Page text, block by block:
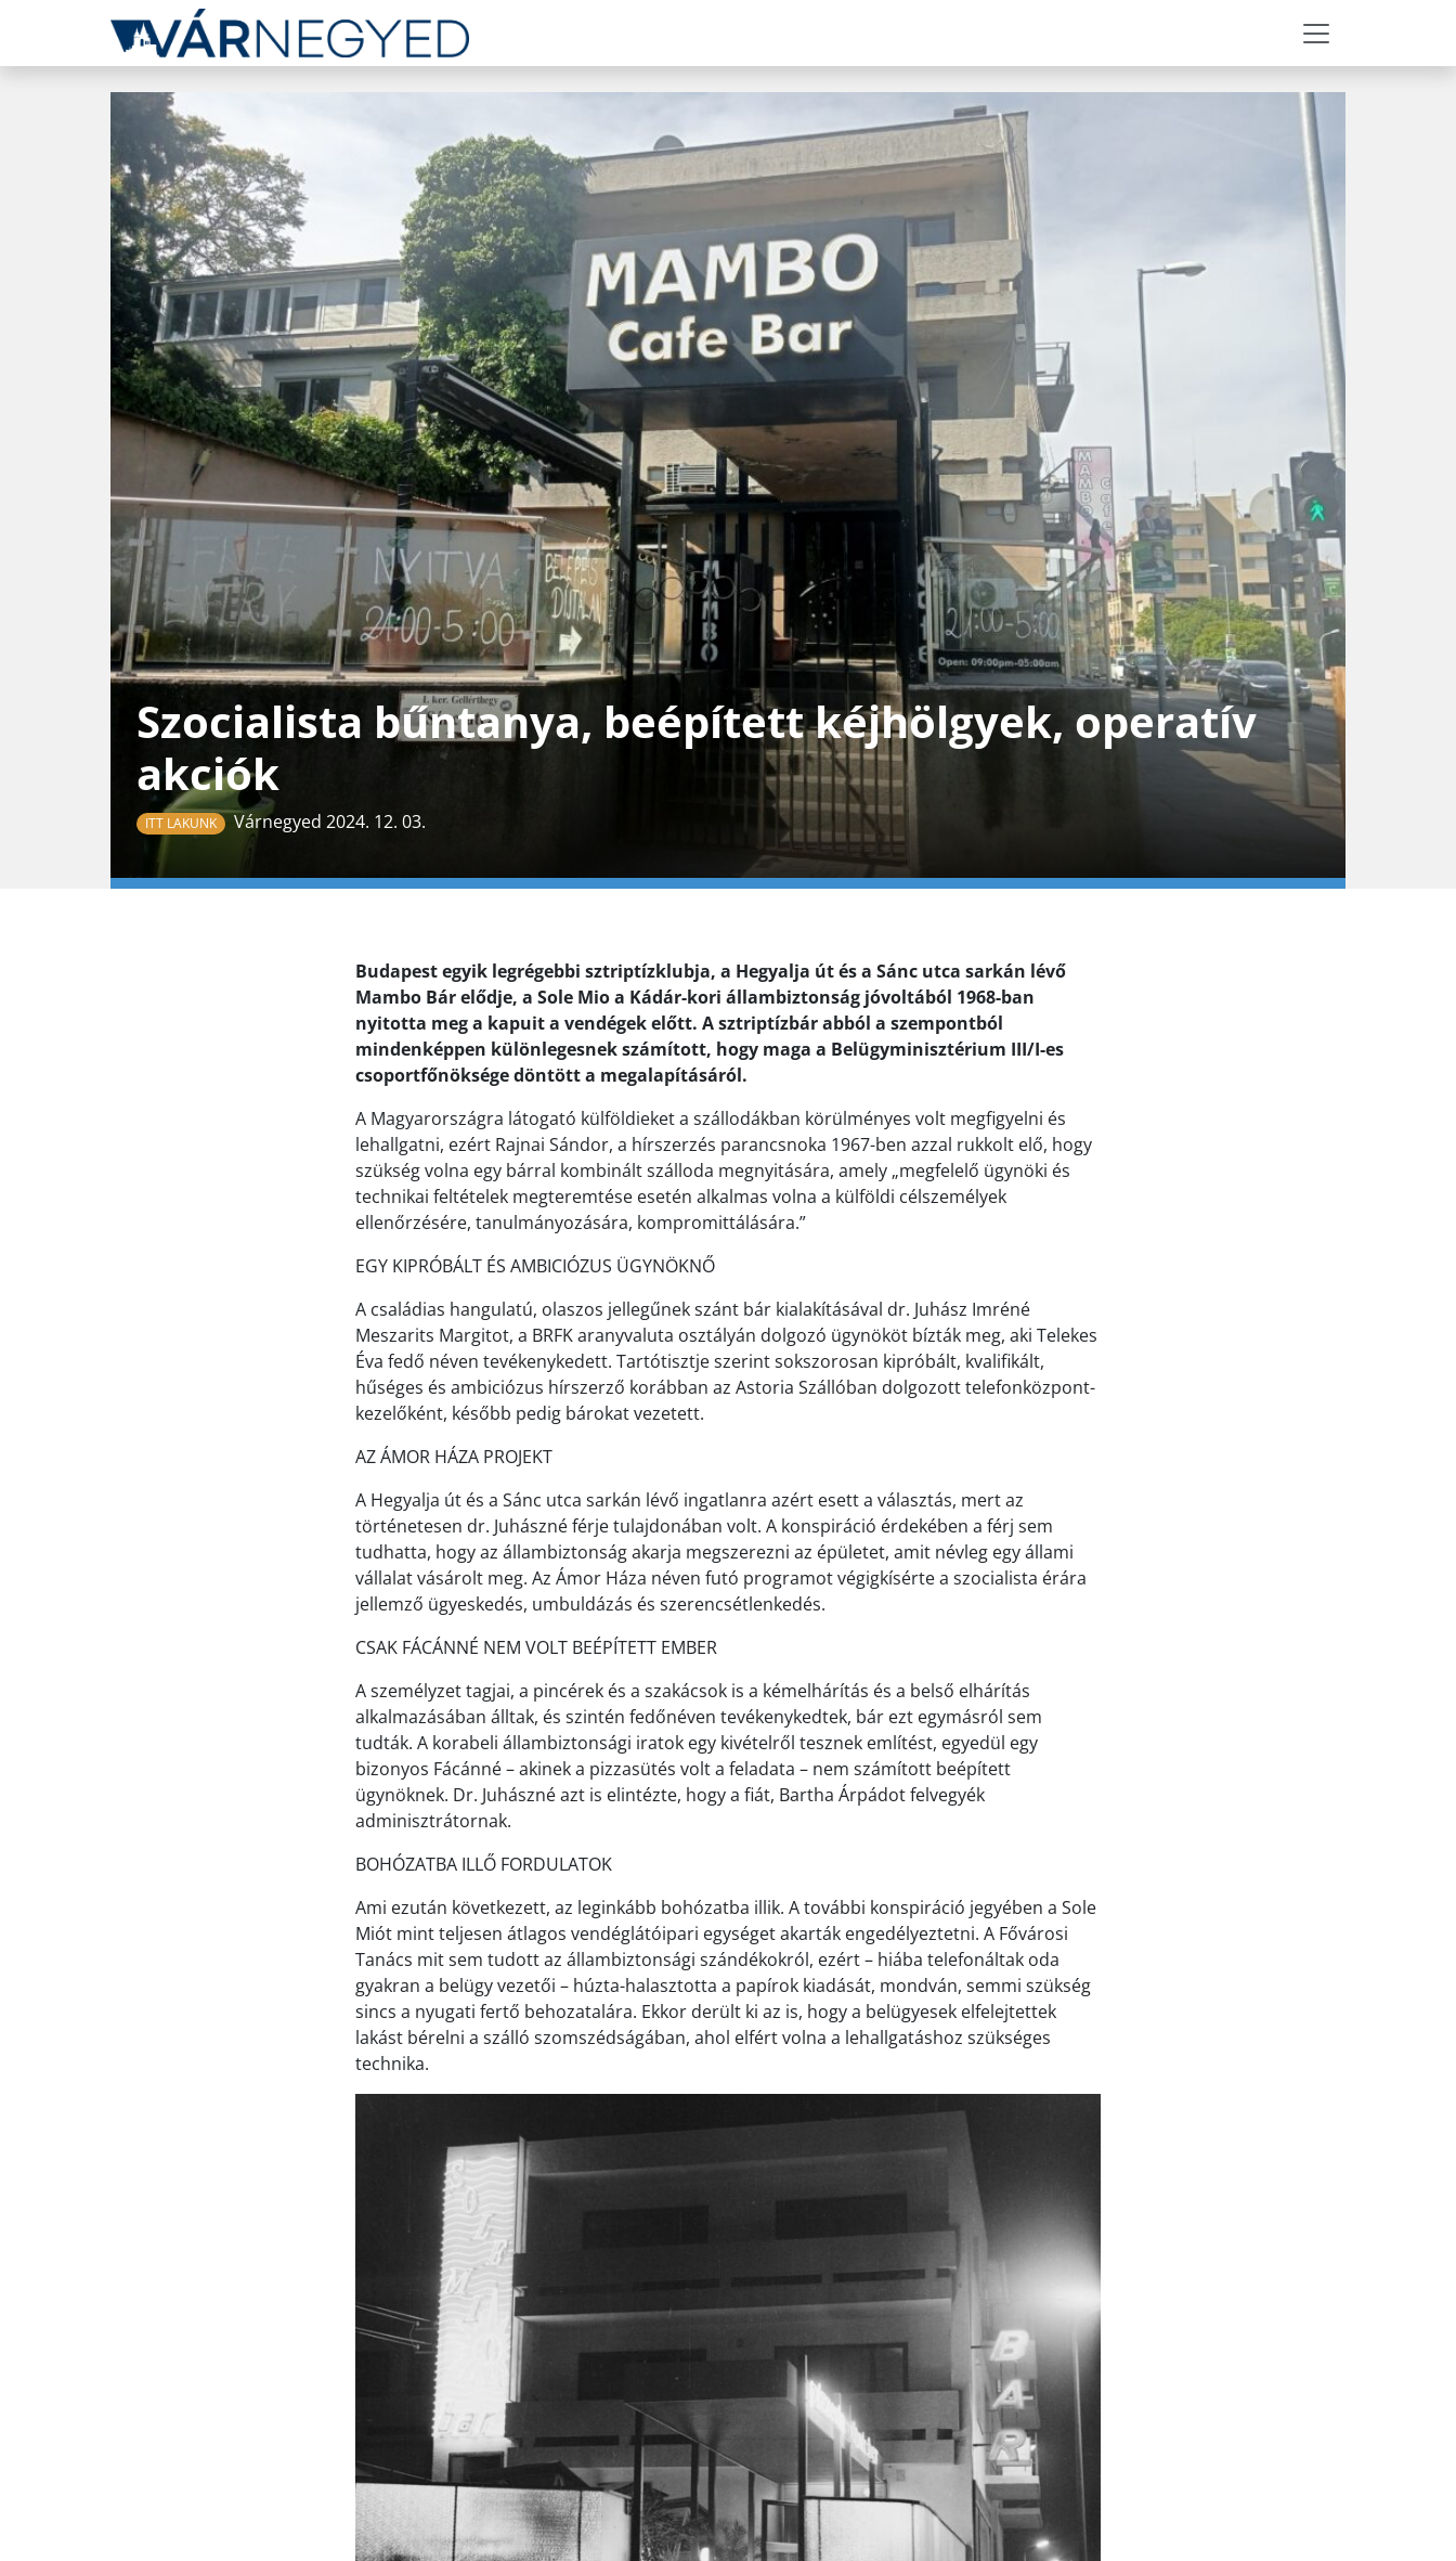
Szocialista bűntanya, beépített kéjhölgyek, operatív
akciók
ITT LAKUNK Várnegyed 2024. 12. 03.
Budapest egyik legrégebbi sztriptízklubja, a Hegyalja út és a Sánc utca sarkán lévő
Mambo Bár elődje, a Sole Mio a Kádár-kori állambiztonság jóvoltából 1968-ban
nyitotta meg a kapuit a vendégek előtt. A sztriptízbár abból a szempontból
mindenképpen különlegesnek számított, hogy maga a Belügyminisztérium III/I-es
csoportfőnöksége döntött a megalapításáról.
A Magyarországra látogató külföldieket a szállodákban körülményes volt megfigyelni és
lehallgatni, ezért Rajnai Sándor, a hírszerzés parancsnoka 1967-ben azzal rukkolt elő, hogy
szükség volna egy bárral kombinált szálloda megnyitására, amely „megfelelő ügynöki és
technikai feltételek megteremtése esetén alkalmas volna a külföldi célszemélyek
ellenőrzésére, tanulmányozására, kompromittálására.”
EGY KIPRÓBÁLT ÉS AMBICIÓZUS ÜGYNÖKNŐ
A családias hangulatú, olaszos jellegűnek szánt bár kialakításával dr. Juhász Imréné
Meszarits Margitot, a BRFK aranyvaluta osztályán dolgozó ügynököt bízták meg, aki Telekes
Éva fedő néven tevékenykedett. Tartótisztje szerint sokszorosan kipróbált, kvalifikált,
hűséges és ambiciózus hírszerző korábban az Astoria Szállóban dolgozott telefonközpont-
kezelőként, később pedig bárokat vezetett.
AZ ÁMOR HÁZA PROJEKT
A Hegyalja út és a Sánc utca sarkán lévő ingatlanra azért esett a választás, mert az
történetesen dr. Juhászné férje tulajdonában volt. A konspiráció érdekében a férj sem
tudhatta, hogy az állambiztonság akarja megszerezni az épületet, amit névleg egy állami
vállalat vásárolt meg. Az Ámor Háza néven futó programot végigkísérte a szocialista érára
jellemző ügyeskedés, umbuldázás és szerencsétlenkedés.
CSAK FÁCÁNNÉ NEM VOLT BEÉPÍTETT EMBER
A személyzet tagjai, a pincérek és a szakácsok is a kémelhárítás és a belső elhárítás
alkalmazásában álltak, és szintén fedőnéven tevékenykedtek, bár ezt egymásról sem
tudták. A korabeli állambiztonsági iratok egy kivételről tesznek említést, egyedül egy
bizonyos Fácánné – akinek a pizzasütés volt a feladata – nem számított beépített
ügynöknek. Dr. Juhászné azt is elintézte, hogy a fiát, Bartha Árpádot felvegyék
adminisztrátornak.
BOHÓZATBA ILLŐ FORDULATOK
Ami ezután következett, az leginkább bohózatba illik. A további konspiráció jegyében a Sole
Miót mint teljesen átlagos vendéglátóipari egységet akarták engedélyeztetni. A Fővárosi
Tanács mit sem tudott az állambiztonsági szándékokról, ezért – hiába telefonáltak oda
gyakran a belügy vezetői – húzta-halasztotta a papírok kiadását, mondván, semmi szükség
sincs a nyugati fertő behozatalára. Ekkor derült ki az is, hogy a belügyesek elfelejtettek
lakást bérelni a szálló szomszédságában, ahol elfért volna a lehallgatáshoz szükséges
technika.